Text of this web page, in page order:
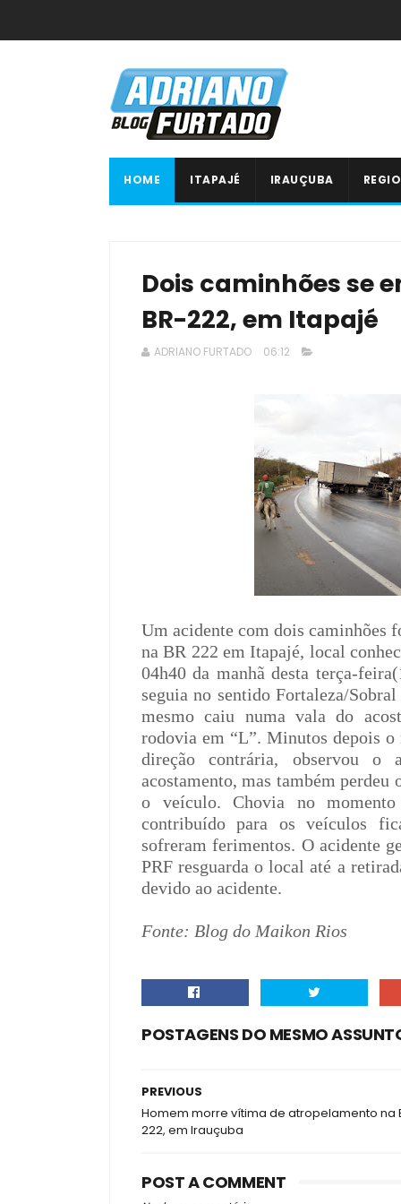
HOME ITAPAJÉ IRAUÇUBA
Dois caminhões se
BR-222, em Itapajé
ADRIANO FURTADO 06:12
Um acidente com dois caminhões
na BR 222 em Itapajé, local
04h40 da manhã desta terça-
seguia no sentido Fortaleza/
mesmo caiu numa vala do
rodovia em “L”. Minutos depois
direção contrária, observou o
acostamento, mas também
o veículo. Chovia no
contribuído para os veículos
sofreram ferimentos. O acidente
PRF resguarda o local até a
devido ao acidente.
Fonte: Blog do Maikon Rios
POSTAGENS DO MESMO
PREVIOUS
Homem morre vítima de atropelamento na
222, em Irauçuba
POST A COMMENT